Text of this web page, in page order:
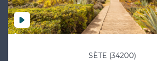
SÈTE (34200)